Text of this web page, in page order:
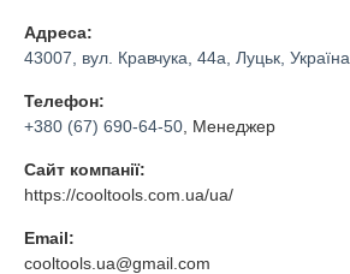
Адреса:
43007, вул. Кравчука, 44а, Луцьк, Україна
Телефон:
+380 (67) 690-64-50 , Менеджер
Сайт компанії:
https://cooltools.com.ua/ua/
Email:
cooltools.ua@gmail.com